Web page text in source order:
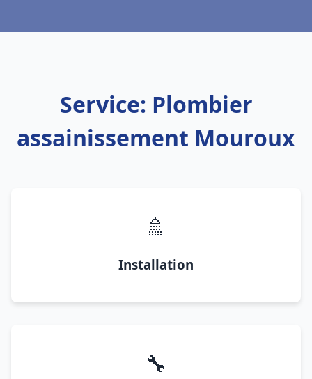
Service: Plombier
assainissement Mouroux
🚿
Installation
🔧